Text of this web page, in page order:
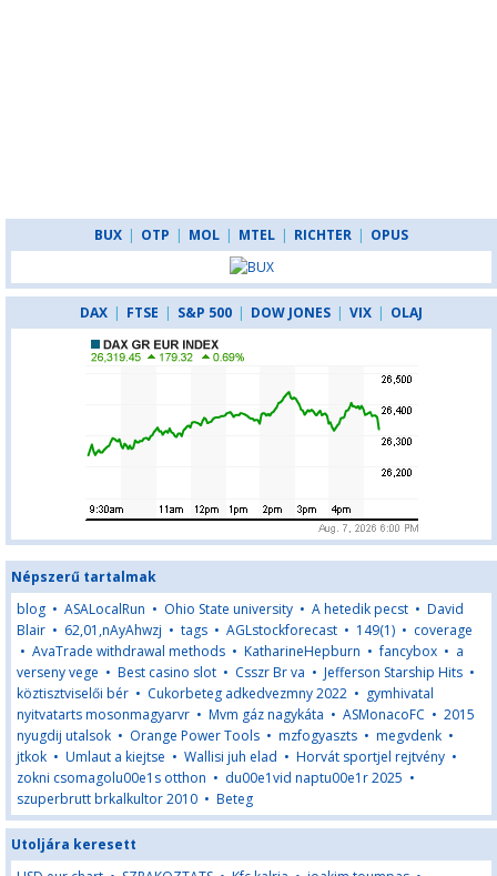
BUX | OTP | MOL | MTEL | RICHTER | OPUS
DAX | FTSE | S&P 500 | DOW JONES | VIX | OLAJ
Népszerű tartalmak
blog • ASALocalRun • Ohio State university • A hetedik pecst • David
Blair • 62,01,nAyAhwzj • tags • AGLstockforecast • 149(1) • coverage
• AvaTrade withdrawal methods • KatharineHepburn •fancybox • a
verseny vege • Best casino slot • Csszr Br va • Jefferson Starship Hits •
köztisztviselői bér • Cukorbeteg adkedvezmny 2022 • gymhivatal
nyitvatarts mosonmagyarvr • Mvm gáz nagykáta • ASMonacoFC • 2015
nyugdij utalsok • Orange Power Tools • mzfogyaszts • megvdenk •
jtkok • Umlaut a kiejtse • Wallisi juh elad • Horvát sportjel rejtvény •
zokni csomagolu00e1s otthon • du00e1vid naptu00e1r 2025 •
szuperbrutt brkalkultor 2010 • Beteg
Utoljára keresett